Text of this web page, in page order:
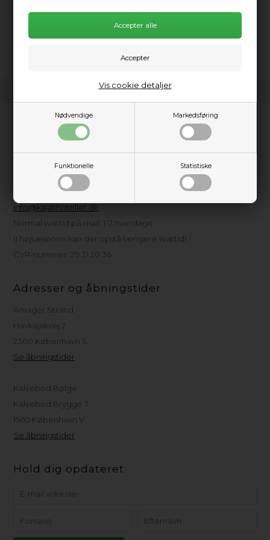
Nødvendige Markedsføring
Funktionelle Statistiske
Vis cookie detaljer
sprit. Sættet er lavet i let aluminium, så det er nemt at have
med i kajakken eller på SUP-turen. Perfekt til 3-4 personer og
ideelt til alt fra weekendture til længere ekspeditioner.
Kundeservice
2300 København S
Tlf.: + 45 3615 1610
info@kajakhotellet.dk
Normal svartid på mail: 1-2 hverdage
(I højsæsonen kan der opstå længere svartid)
CVR-nummer: 29 31 20 36
Adresser og åbningstider
Amager Strand
Havkajakvej 2
2300 København S
Se åbningstider
Kalvebod Bølge
Kalvebod Brygge 7
1560 København V
Se åbningstider
Hold dig opdateret